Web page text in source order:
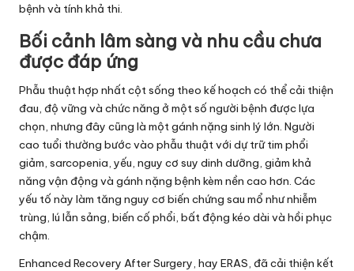
bệnh và tính khả thi.
Bối cảnh lâm sàng và nhu cầu chưa
được đáp ứng
Phẫu thuật hợp nhất cột sống theo kế hoạch có thể cải thiện
đau, độ vững và chức năng ở một số người bệnh được lựa
chọn, nhưng đây cũng là một gánh nặng sinh lý lớn. Người
cao tuổi thường bước vào phẫu thuật với dự trữ tim phổi
giảm, sarcopenia, yếu, nguy cơ suy dinh dưỡng, giảm khả
năng vận động và gánh nặng bệnh kèm nền cao hơn. Các
yếu tố này làm tăng nguy cơ biến chứng sau mổ như nhiễm
trùng, lú lẫn sảng, biến cố phổi, bất động kéo dài và hồi phục
chậm.
Enhanced Recovery After Surgery, hay ERAS, đã cải thiện kết